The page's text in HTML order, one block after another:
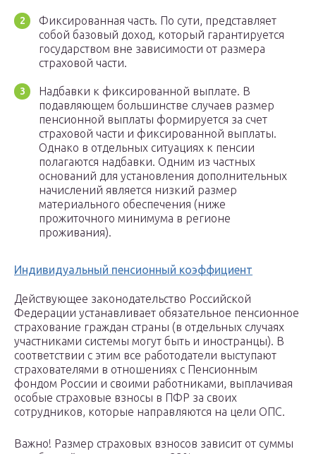
Фиксированная часть. По сути, представляет
собой базовый доход, который гарантируется
государством вне зависимости от размера
страховой части.
Надбавки к фиксированной выплате. В
подавляющем большинстве случаев размер
пенсионной выплаты формируется за счет
страховой части и фиксированной выплаты.
Однако в отдельных ситуациях к пенсии
полагаются надбавки. Одним из частных
оснований для установления дополнительных
начислений является низкий размер
материального обеспечения (ниже
прожиточного минимума в регионе
проживания).
Индивидуальный пенсионный коэффициент
Действующее законодательство Российской
Федерации устанавливает обязательное пенсионное
страхование граждан страны (в отдельных случаях
участниками системы могут быть и иностранцы). В
соответствии с этим все работодатели выступают
страхователями в отношениях с Пенсионным
фондом России и своими работниками, выплачивая
особые страховые взносы в ПФР за своих
сотрудников, которые направляются на цели ОПС.
Важно! Размер страховых взносов зависит от суммы